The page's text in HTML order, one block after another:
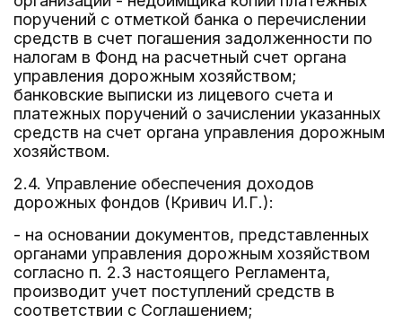
поручений с отметкой банка о перечислении
средств в счет погашения задолженности по
налогам в Фонд на расчетный счет органа
управления дорожным хозяйством;
банковские выписки из лицевого счета и
платежных поручений о зачислении указанных
средств на счет органа управления дорожным
хозяйством.
2.4. Управление обеспечения доходов
дорожных фондов (Кривич И.Г.):
- на основании документов, представленных
органами управления дорожным хозяйством
согласно п. 2.3 настоящего Регламента,
производит учет поступлений средств в
соответствии с Соглашением;